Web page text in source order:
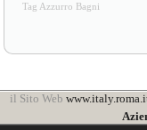
Tag Azzurro Bagni
il Sito Web